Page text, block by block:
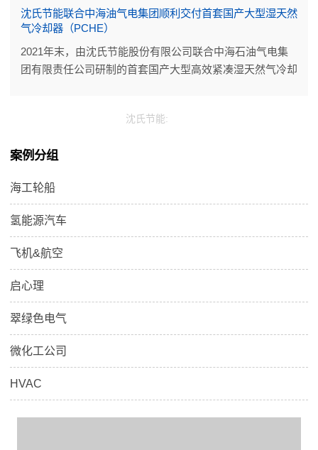
沈氏节能联合中海油气电集团顺利交付首套国产大型湿天然
气冷却器（PCHE）
2021年末，由沈氏节能股份有限公司联合中海石油气电集
团有限责任公司研制的首套国产大型高效紧凑湿天然气冷却
CEPA平台。标志着杭州沈氏在海工领域的大型印刷板式换
沈氏节能:
案例分组
海工轮船
氢能源汽车
飞机&航空
启心理
翠绿色电气
微化工公司
HVAC